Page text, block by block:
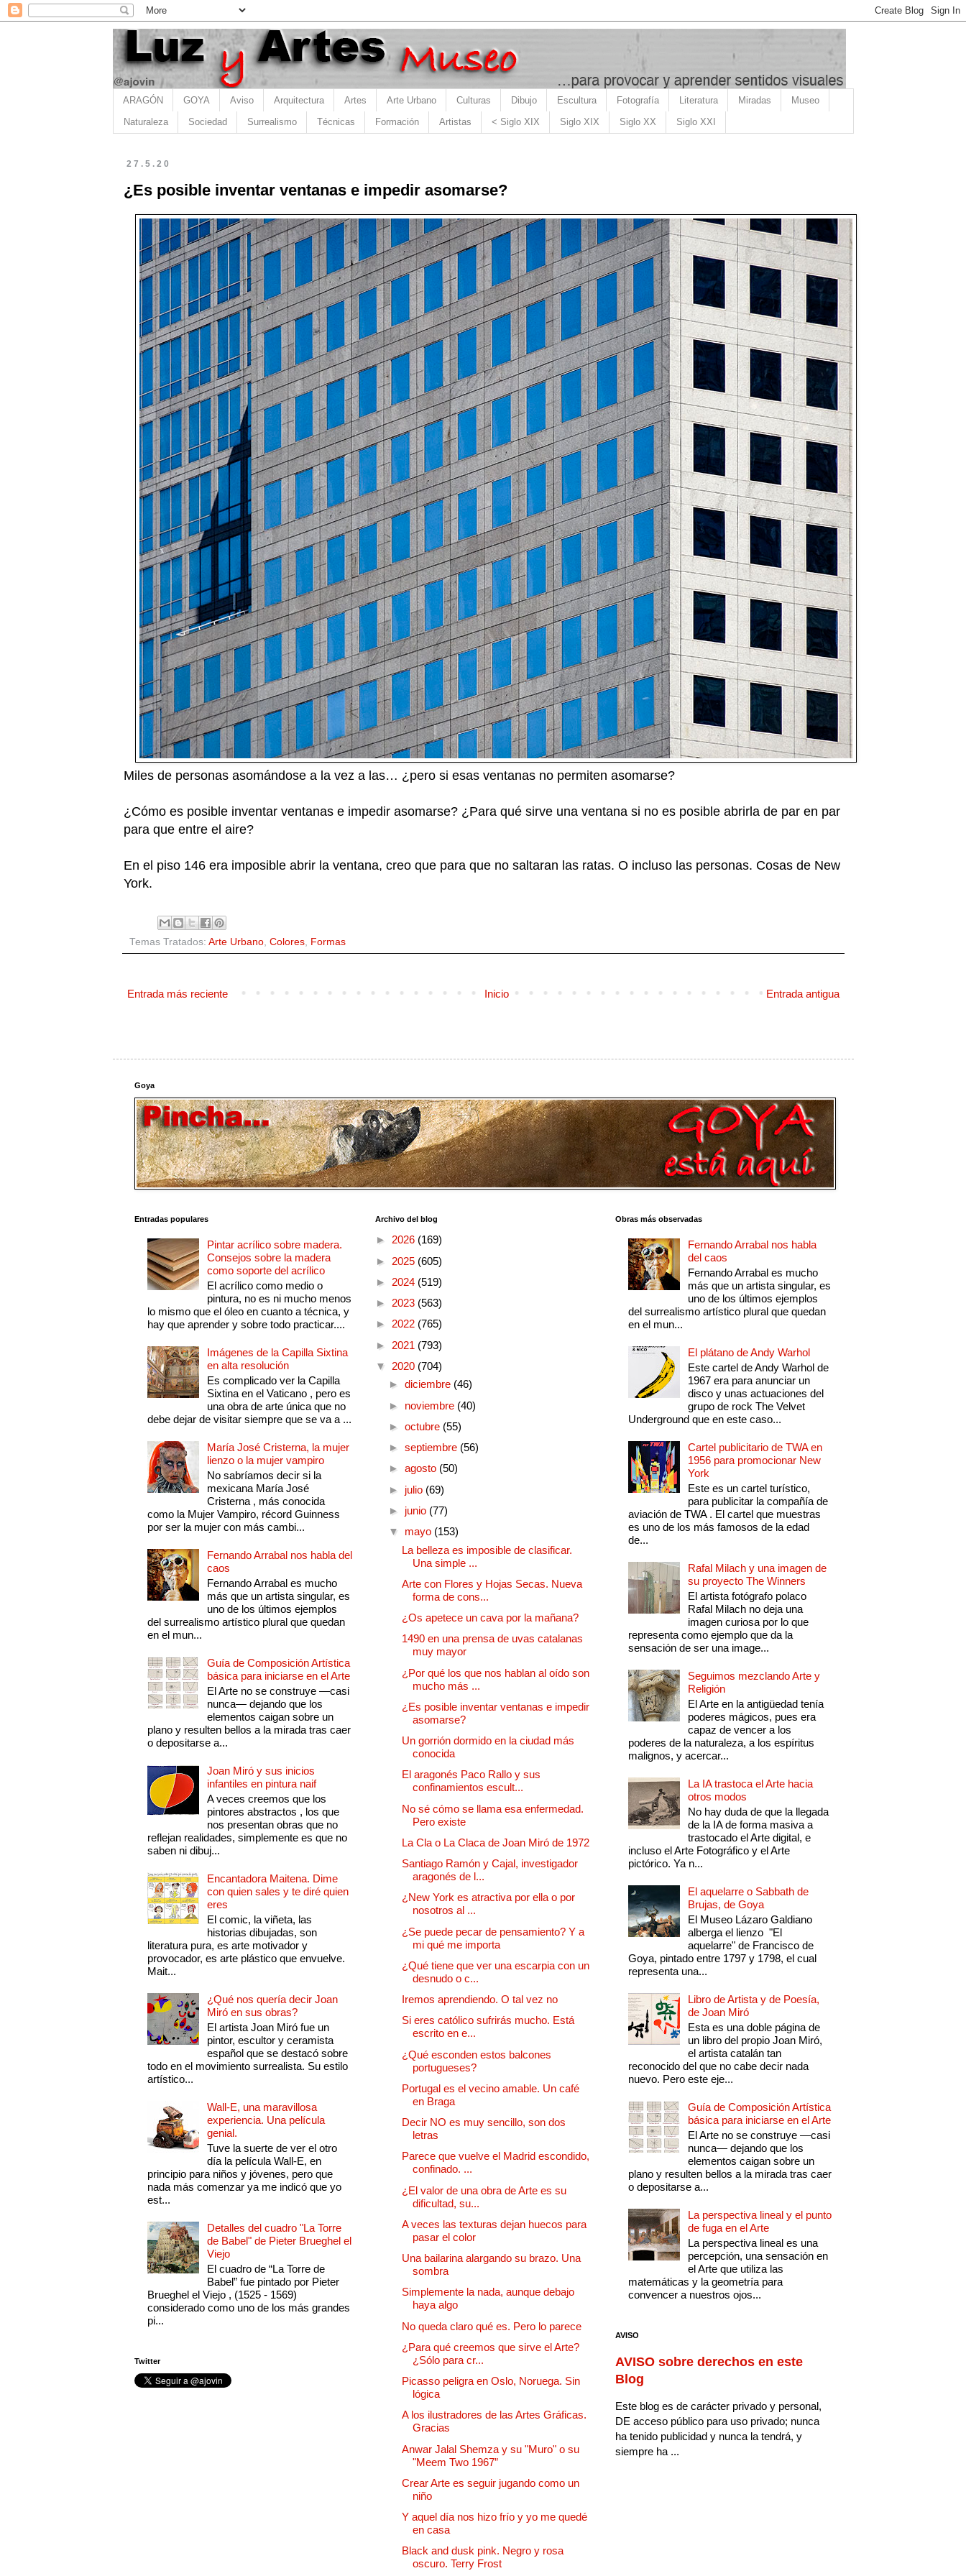
ARAGÓN GOYA Aviso Arquitectura Artes Arte Urbano Culturas Dibujo Escultura Fotografía Literatura Miradas Museo
Naturaleza Sociedad Surrealismo Técnicas Formación Artistas < Siglo XIX Siglo XIX Siglo XX Siglo XXI
27.5.20
¿Es posible inventar ventanas e impedir asomarse?
Miles de personas asomándose a la vez a las… ¿pero si esas ventanas no permiten asomarse?
¿Cómo es posible inventar ventanas e impedir asomarse? ¿Para qué sirve una ventana si no es posible abrirla de par en par
para que entre el aire?
En el piso 146 era imposible abrir la ventana, creo que para que no saltaran las ratas. O incluso las personas. Cosas de New
York.
Temas Tratados: Arte Urbano, Colores, Formas
Entrada más reciente Entrada antigua
Inicio
Goya
Entradas populares
Pintar acrílico sobre madera.
Consejos sobre la madera
como soporte del acrílico
El acrílico como medio o
pintura, no es ni mucho menos
lo mismo que el óleo en cuanto a técnica, y
hay que aprender y sobre todo practicar....
Imágenes de la Capilla Sixtina
en alta resolución
Es complicado ver la Capilla
Sixtina en el Vaticano , pero es
una obra de arte única que no
debe dejar de visitar siempre que se va a ...
María José Cristerna, la mujer
lienzo o la mujer vampiro
No sabríamos decir si la
mexicana María José
Cristerna , más conocida
como la Mujer Vampiro, récord Guinness
por ser la mujer con más cambi...
Fernando Arrabal nos habla del
caos
Fernando Arrabal es mucho
más que un artista singular, es
uno de los últimos ejemplos
del surrealismo artístico plural que quedan
en el mun...
Guía de Composición Artística
básica para iniciarse en el Arte
El Arte no se construye —casi
nunca— dejando que los
elementos caigan sobre un
plano y resulten bellos a la mirada tras caer
o depositarse a...
Joan Miró y sus inicios
infantiles en pintura naif
A veces creemos que los
pintores abstractos , los que
nos presentan obras que no
reflejan realidades, simplemente es que no
saben ni dibuj...
Encantadora Maitena. Dime
con quien sales y te diré quien
eres
El comic, la viñeta, las
historias dibujadas, son
literatura pura, es arte motivador y
provocador, es arte plástico que envuelve.
Mait...
¿Qué nos quería decir Joan
Miró en sus obras?
El artista Joan Miró fue un
pintor, escultor y ceramista
español que se destacó sobre
todo en el movimiento surrealista. Su estilo
artístico...
Wall-E, una maravillosa
experiencia. Una película
genial.
Tuve la suerte de ver el otro
día la película Wall-E, en
principio para niños y jóvenes, pero que
nada más comenzar ya me indicó que yo
est...
Detalles del cuadro "La Torre
de Babel" de Pieter Brueghel el
Viejo
El cuadro de “La Torre de
Babel” fue pintado por Pieter
Brueghel el Viejo , (1525 - 1569)
considerado como uno de los más grandes
pi...
Twitter
Archivo del blog
► 2026 (169)
► 2025 (605)
► 2024 (519)
► 2023 (563)
► 2022 (765)
► 2021 (793)
▼ 2020 (704)
► diciembre (46)
► noviembre (40)
► octubre (55)
► septiembre (56)
► agosto (50)
► julio (69)
► junio (77)
▼ mayo (153)
La belleza es imposible de clasificar.
Una simple ...
Arte con Flores y Hojas Secas. Nueva
forma de cons...
¿Os apetece un cava por la mañana?
1490 en una prensa de uvas catalanas
muy mayor
¿Por qué los que nos hablan al oído son
mucho más ...
¿Es posible inventar ventanas e impedir
asomarse?
Un gorrión dormido en la ciudad más
conocida
El aragonés Paco Rallo y sus
confinamientos escult...
No sé cómo se llama esa enfermedad.
Pero existe
La Cla o La Claca de Joan Miró de 1972
Santiago Ramón y Cajal, investigador
aragonés de l...
¿New York es atractiva por ella o por
nosotros al ...
¿Se puede pecar de pensamiento? Y a
mi qué me importa
¿Qué tiene que ver una escarpia con un
desnudo o c...
Iremos aprendiendo. O tal vez no
Si eres católico sufrirás mucho. Está
escrito en e...
¿Qué esconden estos balcones
portugueses?
Portugal es el vecino amable. Un café
en Braga
Decir NO es muy sencillo, son dos
letras
Parece que vuelve el Madrid escondido,
confinado. ...
¿El valor de una obra de Arte es su
dificultad, su...
A veces las texturas dejan huecos para
pasar el color
Una bailarina alargando su brazo. Una
sombra
Simplemente la nada, aunque debajo
haya algo
No queda claro qué es. Pero lo parece
¿Para qué creemos que sirve el Arte?
¿Sólo para cr...
Picasso peligra en Oslo, Noruega. Sin
lógica
A los ilustradores de las Artes Gráficas.
Gracias
Anwar Jalal Shemza y su "Muro" o su
"Meem Two 1967”
Crear Arte es seguir jugando como un
niño
Y aquel día nos hizo frío y yo me quedé
en casa
Black and dusk pink. Negro y rosa
oscuro. Terry Frost
Obras más observadas
Fernando Arrabal nos habla
del caos
Fernando Arrabal es mucho
más que un artista singular, es
uno de los últimos ejemplos
del surrealismo artístico plural que quedan
en el mun...
El plátano de Andy Warhol
Este cartel de Andy Warhol de
1967 era para anunciar un
disco y unas actuaciones del
grupo de rock The Velvet
Underground que en este caso...
Cartel publicitario de TWA en
1956 para promocionar New
York
Este es un cartel turístico,
para publicitar la compañía de
aviación de TWA . El cartel que muestras
es uno de los más famosos de la edad
de...
Rafal Milach y una imagen de
su proyecto The Winners
El artista fotógrafo polaco
Rafal Milach no deja una
imagen curiosa por lo que
representa como ejemplo que da la
sensación de ser una image...
Seguimos mezclando Arte y
Religión
El Arte en la antigüedad tenía
poderes mágicos, pues era
capaz de vencer a los
poderes de la naturaleza, a los espíritus
malignos, y acercar...
La IA trastoca el Arte hacia
otros modos
No hay duda de que la llegada
de la IA de forma masiva a
trastocado el Arte digital, e
incluso el Arte Fotográfico y el Arte
pictórico. Ya n...
El aquelarre o Sabbath de
Brujas, de Goya
El Museo Lázaro Galdiano
alberga el lienzo "El
aquelarre" de Francisco de
Goya, pintado entre 1797 y 1798, el cual
representa una...
Libro de Artista y de Poesía,
de Joan Miró
Esta es una doble página de
un libro del propio Joan Miró,
el artista catalán tan
reconocido del que no cabe decir nada
nuevo. Pero este eje...
Guía de Composición Artística
básica para iniciarse en el Arte
El Arte no se construye —casi
nunca— dejando que los
elementos caigan sobre un
plano y resulten bellos a la mirada tras caer
o depositarse a...
La perspectiva lineal y el punto
de fuga en el Arte
La perspectiva lineal es una
percepción, una sensación en
el Arte que utiliza las
matemáticas y la geometría para
convencer a nuestros ojos...
AVISO
AVISO sobre derechos en este
Blog
Este blog es de carácter privado y personal,
DE acceso público para uso privado; nunca
ha tenido publicidad y nunca la tendrá, y
siempre ha ...